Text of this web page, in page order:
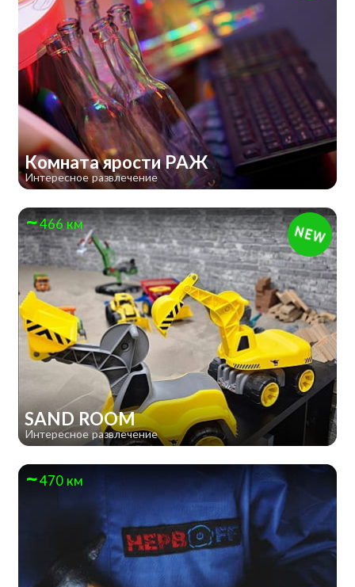
Комната ярости РАЖ
Интересное развлечение
466 км
SAND ROOM
Интересное развлечение
470 км